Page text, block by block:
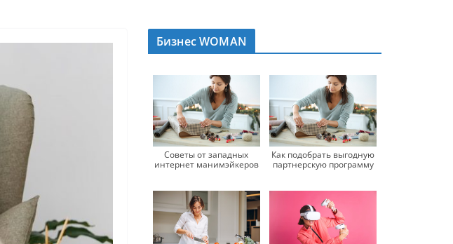
Бизнес WOMAN
Советы от западных
интернет манимэйкеров
Как подобрать выгодную
партнерскую программу